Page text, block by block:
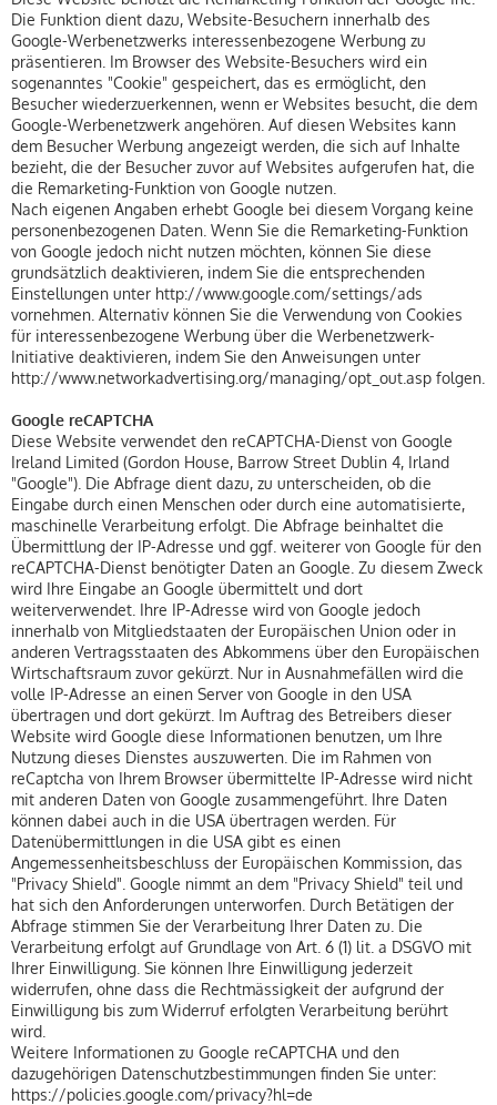
Die Funktion dient dazu, Website-Besuchern innerhalb des
Google-Werbenetzwerks interessenbezogene Werbung zu
präsentieren. Im Browser des Website-Besuchers wird ein
sogenanntes "Cookie" gespeichert, das es ermöglicht, den
Besucher wiederzuerkennen, wenn er Websites besucht, die dem
Google-Werbenetzwerk angehören. Auf diesen Websites kann
dem Besucher Werbung angezeigt werden, die sich auf Inhalte
bezieht, die der Besucher zuvor auf Websites aufgerufen hat, die
die Remarketing-Funktion von Google nutzen.
Nach eigenen Angaben erhebt Google bei diesem Vorgang keine
personenbezogenen Daten. Wenn Sie die Remarketing-Funktion
von Google jedoch nicht nutzen möchten, können Sie diese
grundsätzlich deaktivieren, indem Sie die entsprechenden
Einstellungen unter http://www.google.com/settings/ads
vornehmen. Alternativ können Sie die Verwendung von Cookies
für interessenbezogene Werbung über die Werbenetzwerk-
Initiative deaktivieren, indem Sie den Anweisungen unter
http://www.networkadvertising.org/managing/opt_out.asp folgen.
Google reCAPTCHA
Diese Website verwendet den reCAPTCHA-Dienst von Google
Ireland Limited (Gordon House, Barrow Street Dublin 4, Irland
"Google"). Die Abfrage dient dazu, zu unterscheiden, ob die
Eingabe durch einen Menschen oder durch eine automatisierte,
maschinelle Verarbeitung erfolgt. Die Abfrage beinhaltet die
Übermittlung der IP-Adresse und ggf. weiterer von Google für den
reCAPTCHA-Dienst benötigter Daten an Google. Zu diesem Zweck
wird Ihre Eingabe an Google übermittelt und dort
weiterverwendet. Ihre IP-Adresse wird von Google jedoch
innerhalb von Mitgliedstaaten der Europäischen Union oder in
anderen Vertragsstaaten des Abkommens über den Europäischen
Wirtschaftsraum zuvor gekürzt. Nur in Ausnahmefällen wird die
volle IP-Adresse an einen Server von Google in den USA
übertragen und dort gekürzt. Im Auftrag des Betreibers dieser
Website wird Google diese Informationen benutzen, um Ihre
Nutzung dieses Dienstes auszuwerten. Die im Rahmen von
reCaptcha von Ihrem Browser übermittelte IP-Adresse wird nicht
mit anderen Daten von Google zusammengeführt. Ihre Daten
können dabei auch in die USA übertragen werden. Für
Datenübermittlungen in die USA gibt es einen
Angemessenheitsbeschluss der Europäischen Kommission, das
"Privacy Shield". Google nimmt an dem "Privacy Shield" teil und
hat sich den Anforderungen unterworfen. Durch Betätigen der
Abfrage stimmen Sie der Verarbeitung Ihrer Daten zu. Die
Verarbeitung erfolgt auf Grundlage von Art. 6 (1) lit. a DSGVO mit
Ihrer Einwilligung. Sie können Ihre Einwilligung jederzeit
widerrufen, ohne dass die Rechtmässigkeit der aufgrund der
Einwilligung bis zum Widerruf erfolgten Verarbeitung berührt
wird.
Weitere Informationen zu Google reCAPTCHA und den
dazugehörigen Datenschutzbestimmungen finden Sie unter:
https://policies.google.com/privacy?hl=de